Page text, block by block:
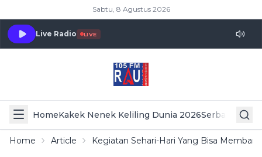
Sabtu, 8 Agustus 2026
Live Radio LIVE
HomeKakek Nenek Keliling Dunia 2026Serba Serbi
Home Article Kegiatan Sehari-Hari Yang Bisa